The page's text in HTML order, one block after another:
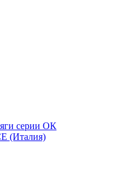
серии ОК
(Италия)